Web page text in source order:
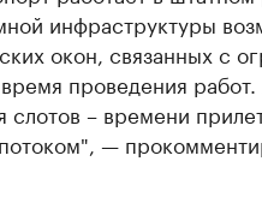
инфраструктуры
окон, связанных с
проведения
– времени
—